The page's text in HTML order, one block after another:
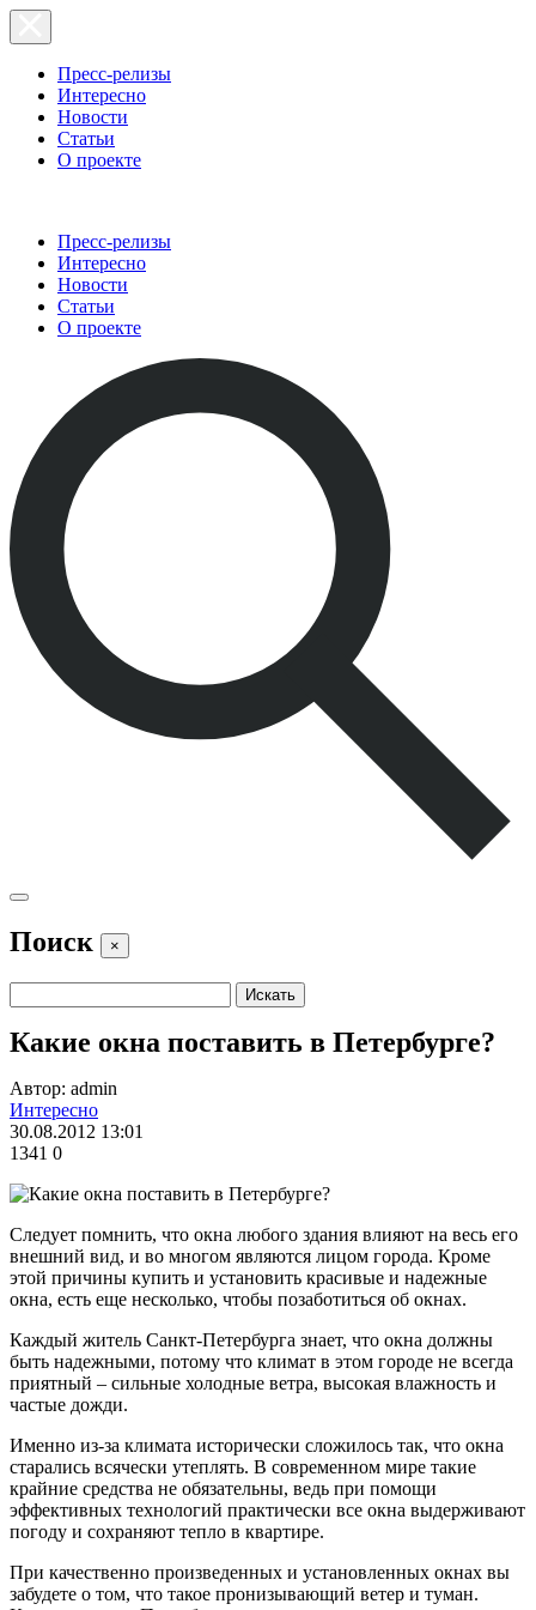
Пресс-релизы
Интересно
Новости
Статьи
О проекте
Пресс-релизы
Интересно
Новости
Статьи
О проекте
Поиск ×
Какие окна поставить в Петербурге?
Автор: admin
Интересно
30.08.2012 13:01
1341 0
Следует помнить, что окна любого здания влияют на весь его
внешний вид, и во многом являются лицом города. Кроме
этой причины купить и установить красивые и надежные
окна, есть еще несколько, чтобы позаботиться об окнах.
Каждый житель Санкт-Петербурга знает, что окна должны
быть надежными, потому что климат в этом городе не всегда
приятный – сильные холодные ветра, высокая влажность и
частые дожди.
Именно из-за климата исторически сложилось так, что окна
старались всячески утеплять. В современном мире такие
крайние средства не обязательны, ведь при помощи
эффективных технологий практически все окна выдерживают
погоду и сохраняют тепло в квартире.
При качественно произведенных и установленных окнах вы
забудете о том, что такое пронизывающий ветер и туман.